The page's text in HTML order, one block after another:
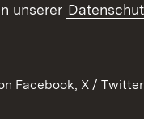
unserer
Facebook, X /